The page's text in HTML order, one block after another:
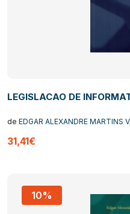
LEGISLACAO DE
de EDGAR ALEXANDRE MARTINS
31,41€
10%